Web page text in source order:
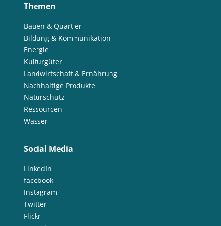
Themen
Bauen & Quartier
Bildung & Kommunikation
Energie
Kulturgüter
Landwirtschaft & Ernährung
Nachhaltige Produkte
Naturschutz
Ressourcen
Wasser
Social Media
LinkedIn
facebook
Instagram
Twitter
Flickr